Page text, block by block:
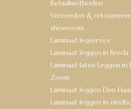
Betaalmethoden
Verzenden &
showroom
Laminaat legservice
Laminaat leggen in Breda
Laminaat laten Leggen in
Zoom
Laminaat leggen Den
Laminaat leggen in